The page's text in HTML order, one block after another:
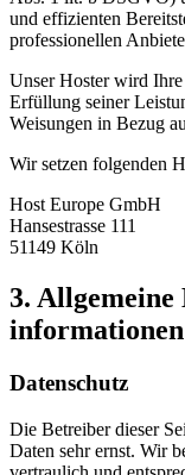
und effizienten
professionellen
Unser Hoster wird
Erfüllung seiner
Weisungen in Bezug
Wir setzen folgenden
Host Europe GmbH
Hansestrasse 111
51149 Köln
3.
informationen
Datenschutz
Die Betreiber dieser
Daten sehr ernst. Wir